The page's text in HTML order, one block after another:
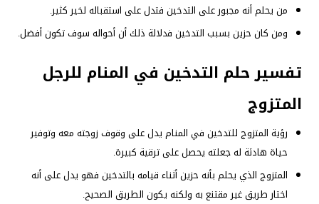
من يحلم أنه مجبور على التدخين فتدل على استقباله لخير كثير.
ومن كان حزين بسبب التدخين فدلالة ذلك أن أحواله سوف تكون أفضل.
تفسير حلم التدخين في المنام للرجل
المتزوج
رؤية المتزوج للتدخين في المنام يدل على وقوف زوجته معه وتوفير
حياة هادئة له جعلته يحصل على ترقية كبيرة.
المتزوج الذي يحلم بأنه حزين أثناء قيامه بالتدخين فهو يدل على أنه
اختار طريق غير مقتنع به ولكنه يكون الطريق الصحيح.